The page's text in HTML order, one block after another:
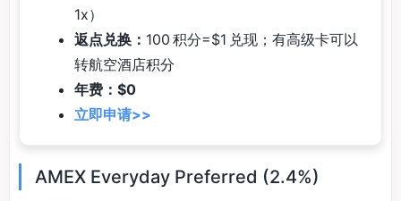
1x）
返点兑换： 100 积分=$1 兑现；有高级卡可以
转航空酒店积分
年费：$0
立即申请>>
AMEX Everyday Preferred (2.4%)